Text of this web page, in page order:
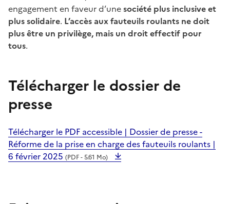
engagement en faveur d’unesociété plus inclusive et
plus solidaire. L’accès aux fauteuils roulants ne doit
plus être un privilège, mais un droit effectif pour
tous.
Télécharger le dossier de
presse
Télécharger le PDF accessible | Dossier de presse -
Réforme de la prise en charge des fauteuils roulants |
6 février 2025 (PDF - 5.61 Mo)